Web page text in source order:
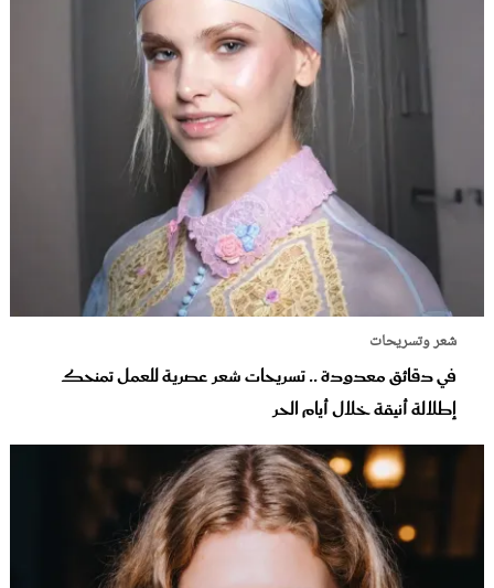
شعر وتسريحات
في دقائق معدودة .. تسريحات شعر عصرية للعمل تمنحك
إطلالة أنيقة خلال أيام الحر